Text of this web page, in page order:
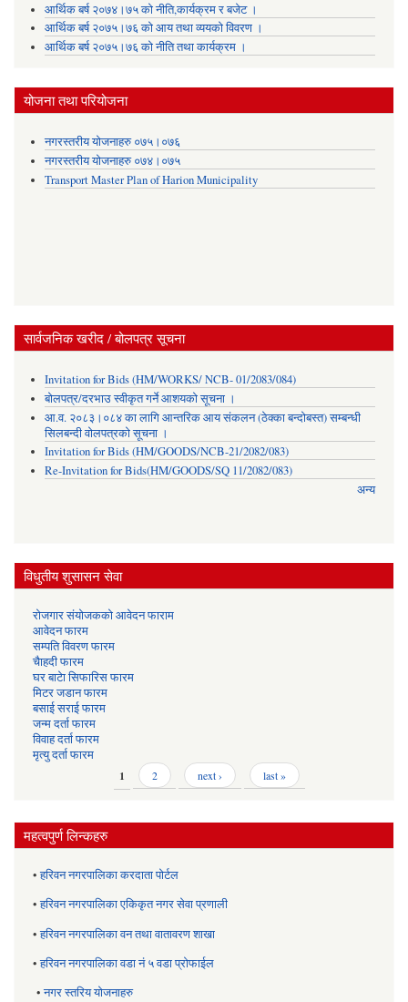
आर्थिक बर्ष २०७४।७५ को नीति,कार्यक्रम र बजेट ।
आर्थिक बर्ष २०७५।७६ को आय तथा व्ययकाे विवरण ।
आर्थिक बर्ष २०७५।७६ को नीति तथा कार्यक्रम ।
योजना तथा परियोजना
नगरस्तरीय योजनाहरु ०७५।०७६
नगरस्तरीय योजनाहरु ०७४।०७५
Transport Master Plan of Harion Municipality
सार्वजनिक खरीद / बोलपत्र सूचना
Invitation for Bids (HM/WORKS/ NCB- 01/2083/084)
बोलपत्र/दरभाउ स्वीकृत गर्ने आशयको सूचना ।
आ.व. २०८३।०८४ का लागि आन्तरिक आय संकलन (ठेक्का बन्दोबस्त) सम्बन्धी
सिलबन्दी वोलपत्रको सूचना ।
Invitation for Bids (HM/GOODS/NCB-21/2082/083)
Re-Invitation for Bids(HM/GOODS/SQ 11/2082/083)
अन्य
विधुतीय शुसासन सेवा
रोजगार संयोजकको आवेदन फाराम
आवेदन फारम
सम्पति विवरण फारम
चैाहदी फारम
घर बाटेा सिफारिस फारम
मिटर जडान फारम
बसाई सराई फारम
जन्म दर्ता फारम
विवाह दर्ता फारम
मृत्यु दर्ता फारम
1 2 next › last »
महत्वपुर्ण लिन्कहरु
•हरिवन नगरपालिका करदाता पोर्टल
•हरिवन नगरपालिका एकिकृत नगर सेवा प्रणाली
•हरिवन नगरपालिका वन तथा वातावरण शाखा
•हरिवन नगरपालिका वडा नं ५ वडा प्रोफाईल
•नगर स्तरिय याेजनाहरु